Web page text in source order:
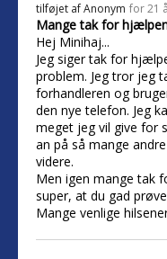
tilføjet afAnonym for 21
Mange tak for
Hej Minihaj...
Jeg siger tak for
problem. Jeg tror jeg
forhandleren og
den nye telefon. Jeg
meget jeg vil give for
an på så mange
videre.
Men igen mange tak
super, at du gad
Mange venlige